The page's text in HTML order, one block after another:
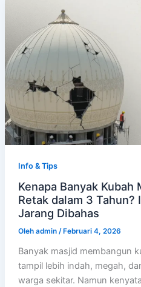
Info & Tips
Kenapa Banyak Kubah
Retak dalam 3 Tahun?
Jarang Dibahas
Oleh admin / Februari 4, 2026
Banyak masjid membangun
tampil lebih indah, megah,
warga sekitar. Namun